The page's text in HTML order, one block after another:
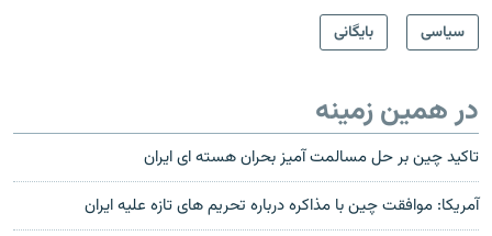
سیاسی
بایگانی
در همین زمینه
تاکید چین بر حل مسالمت آمیز بحران هسته ای ایران
آمريکا: موافقت چين با مذاکره درباره تحریم های تازه علیه ايران